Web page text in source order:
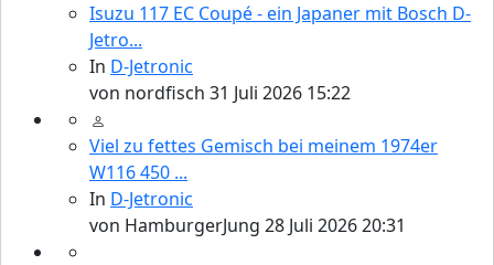
Isuzu 117 EC Coupé - ein Japaner mit Bosch D-
Jetro...
In D-Jetronic
von nordfisch 31 Juli 2026 15:22
Viel zu fettes Gemisch bei meinem 1974er
W116 450 ...
In D-Jetronic
von HamburgerJung 28 Juli 2026 20:31